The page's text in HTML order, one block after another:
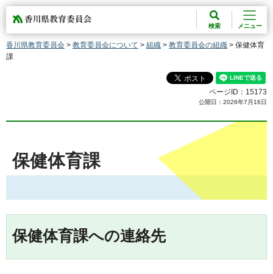
香川県教育委員会
検索 メニュー
香川県教育委員会 > 教育委員会について > 組織 > 教育委員会の組織 > 保健体育
課
ページID：15173
公開日：2026年7月16日
保健体育課
保健体育課への連絡先